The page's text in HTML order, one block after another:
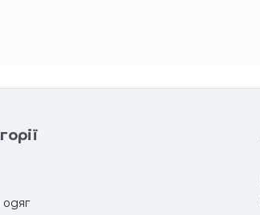
одяг